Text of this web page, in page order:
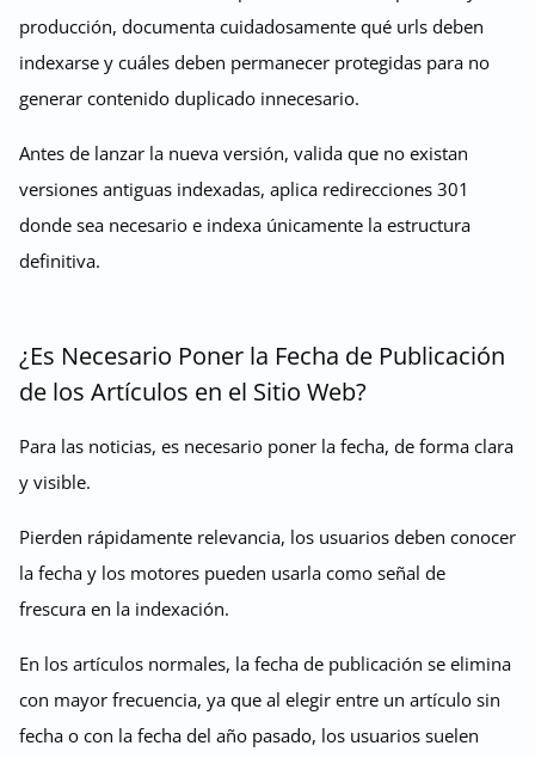
producción, documenta cuidadosamente qué urls deben
indexarse y cuáles deben permanecer protegidas para no
generar contenido duplicado innecesario.
Antes de lanzar la nueva versión, valida que no existan
versiones antiguas indexadas, aplica redirecciones 301
donde sea necesario e indexa únicamente la estructura
definitiva.
¿Es Necesario Poner la Fecha de Publicación
de los Artículos en el Sitio Web?
Para las noticias, es necesario poner la fecha, de forma clara
y visible.
Pierden rápidamente relevancia, los usuarios deben conocer
la fecha y los motores pueden usarla como señal de
frescura en la indexación.
En los artículos normales, la fecha de publicación se elimina
con mayor frecuencia, ya que al elegir entre un artículo sin
fecha o con la fecha del año pasado, los usuarios suelen